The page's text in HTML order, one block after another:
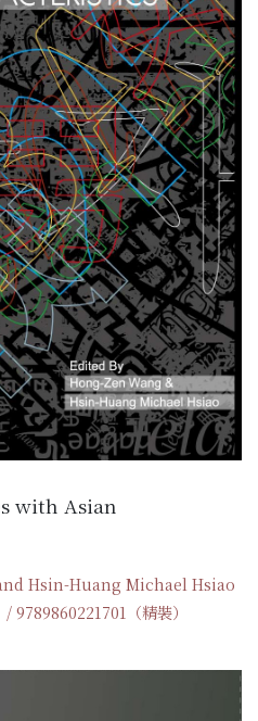
with Asian
Hsin-Huang Michael Hsiao
9789860221701（精裝）